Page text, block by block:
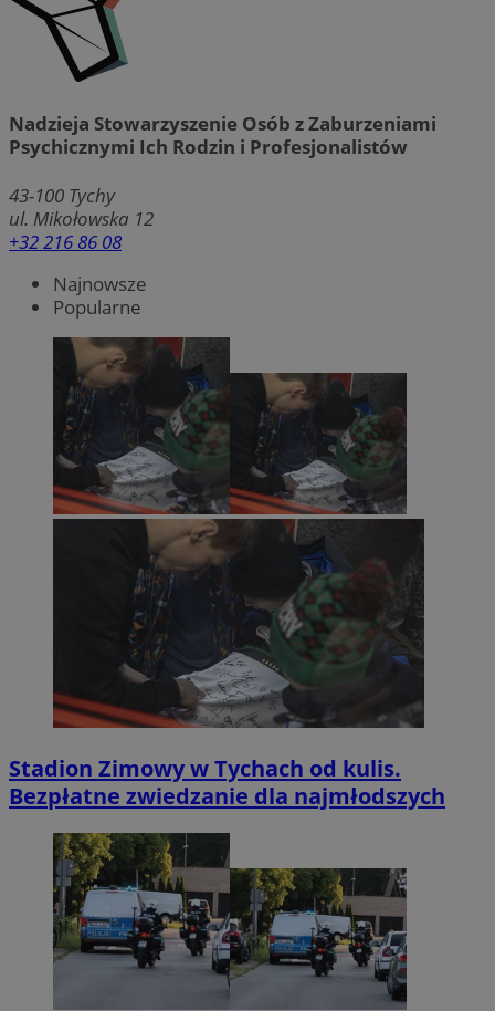
Nadzieja Stowarzyszenie Osób z Zaburzeniami
Psychicznymi Ich Rodzin i Profesjonalistów
43-100 Tychy
ul. Mikołowska 12
+32 216 86 08
Najnowsze
Popularne
Stadion Zimowy w Tychach od kulis.
Bezpłatne zwiedzanie dla najmłodszych